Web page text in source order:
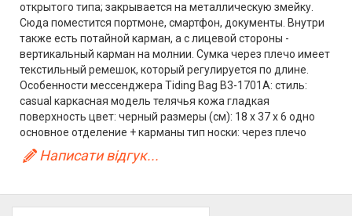
открытого типа; закрывается на металлическую змейку.
Сюда поместится портмоне, смартфон, документы. Внутри
также есть потайной карман, а с лицевой стороны -
вертикальный карман на молнии. Сумка через плечо имеет
текстильный ремешок, который регулируется по длине.
Особенности мессенджера Tiding Bag B3-1701A: cтиль:
casual каркасная модель телячья кожа гладкая
поверхность цвет: черный размеры (см): 18 х 37 х 6 одно
основное отделение + карманы тип носки: через плечо
Написати відгук...